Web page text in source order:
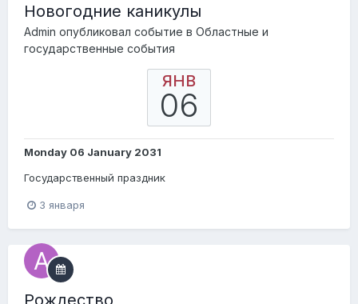
Новогодние каникулы
Admin опубликовал событие в Областные и
государственные события
ЯНВ
06
Monday 06 January 2031
Государственный праздник
3 января
Pождество